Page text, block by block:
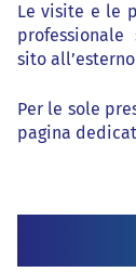
Le visite e le
sito
Per le sole
pagina